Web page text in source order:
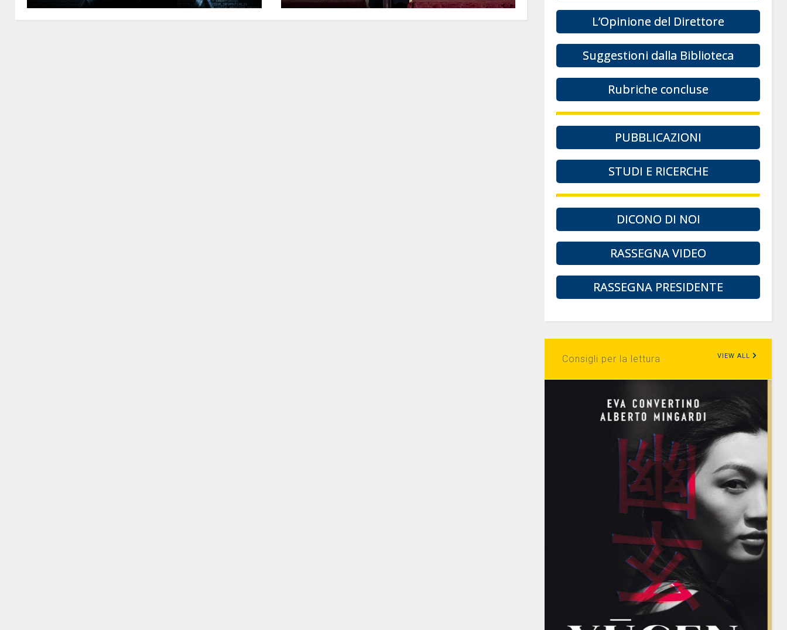
L’Opinione del Direttore
Suggestioni dalla Biblioteca
Rubriche concluse
PUBBLICAZIONI
STUDI E RICERCHE
DICONO DI NOI
RASSEGNA VIDEO
RASSEGNA PRESIDENTE
Consigli per la lettura VIEW ALL